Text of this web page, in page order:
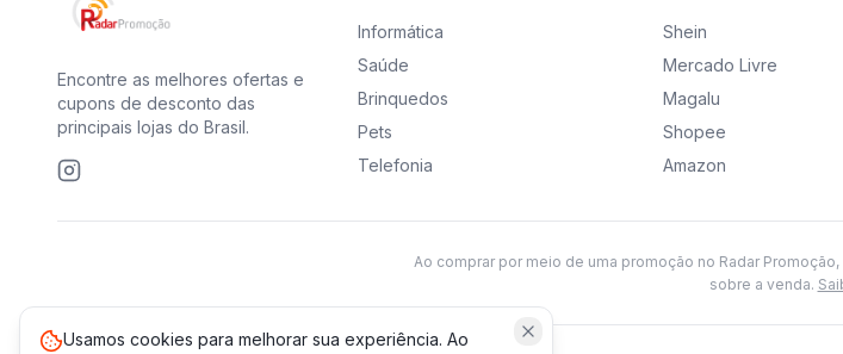
Encontre as melhores ofertas e
cupons de desconto das
principais lojas do Brasil.
Informática
Saúde
Brinquedos
Pets
Telefonia
Shein
Mercado Livre
Magalu
Shopee
Amazon
Ao comprar por meio de uma promoção no Radar
sobre a venda.
Usamos cookies para melhorar sua experiência. Ao